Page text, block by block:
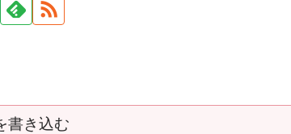
書き込む